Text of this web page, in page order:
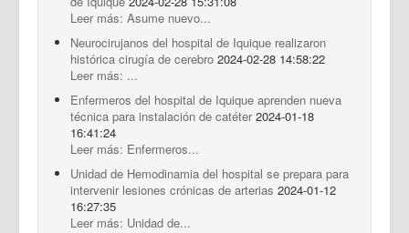
Leer más: Asume nuevo...
Neurocirujanos del hospital de Iquique realizaron
histórica cirugía de cerebro 2024-02-28 14:58:22
Leer más: ...
Enfermeros del hospital de Iquique aprenden nueva
técnica para instalación de catéter 2024-01-18
16:41:24
Leer más: Enfermeros...
Unidad de Hemodinamia del hospital se prepara para
intervenir lesiones crónicas de arterias 2024-01-12
16:27:35
Leer más: Unidad de...